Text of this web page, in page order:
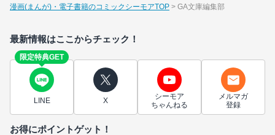
漫画(まんが)・電子書籍のコミックシーモアTOP GA文庫編集部
最新情報はここからチェック！
限定特典GET
LINE X
シーモア
ちゃんねる
メルマガ
登録
お得にポイントゲット！